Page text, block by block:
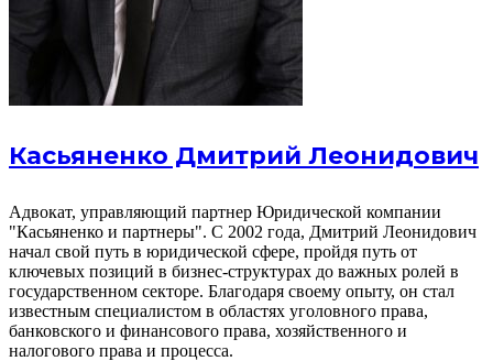
Касьяненко Дмитрий Леонидович
Адвокат, управляющий партнер Юридической компании
"Касьяненко и партнеры". С 2002 года, Дмитрий Леонидович
начал свой путь в юридической сфере, пройдя путь от
ключевых позиций в бизнес-структурах до важных ролей в
государственном секторе. Благодаря своему опыту, он стал
известным специалистом в областях уголовного права,
банковского и финансового права, хозяйственного и
налогового права и процесса.